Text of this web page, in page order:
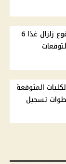
البحوث الفلكية تحسم مزاعم وقوع زلزال غدًا 6
الثانية 2026.. الكليات المتوقعة
تسجيل